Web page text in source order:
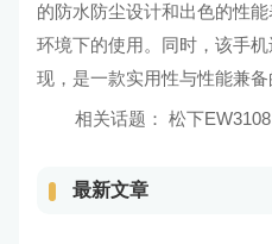
的防水防尘设计和出色的性
环境下的使用。同时，该手
现，是一款实用性与性能兼备
相关话题： 松下
最新文章